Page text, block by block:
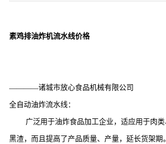
素鸡排油炸机流水线价格
————诸城市放心食品机械有限公司
全自动油炸流水线：
广泛用于油炸食品加工企业，适应用于肉类
黑渣，而且提高了产品质量、产量，延长货架期